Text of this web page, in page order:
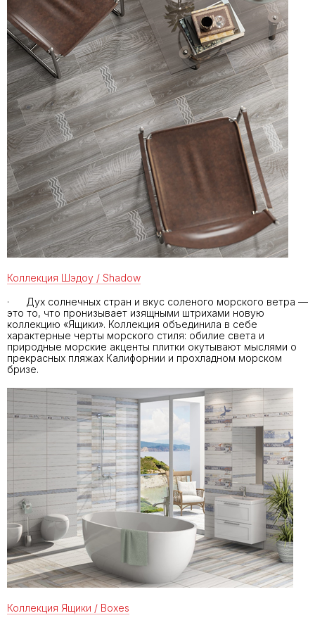
Коллекция Шэдоу / Shadow
· Дух солнечных стран и вкус соленого морского ветра —
это то, что пронизывает изящными штрихами новую
коллекцию «Ящики». Коллекция объединила в себе
характерные черты морского стиля: обилие света и
природные морские акценты плитки окутывают мыслями о
прекрасных пляжах Калифорнии и прохладном морском
бризе.
Коллекция Ящики / Boxes